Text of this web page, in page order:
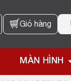
Giỏ hàng
MÀN HÌNH